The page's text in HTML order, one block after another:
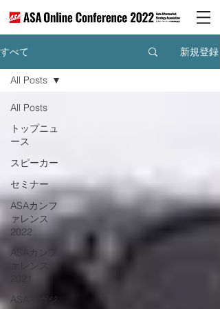
すべて 新規登録
All Posts
トップニュ
ース
スピーカー
セミナー
ASAカンフ
ァレンス
2022
ASAカンフ
ァレンス
2021
ASAマガジ
All Posts